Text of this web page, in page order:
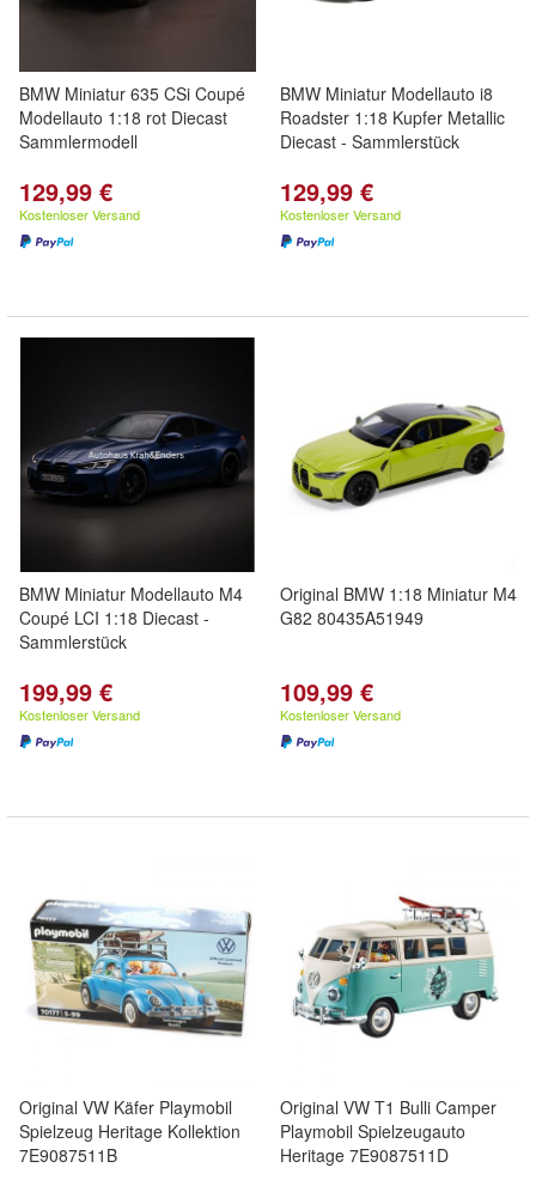
BMW Miniatur 635 CSi Coupé
Modellauto 1:18 rot Diecast
Sammlermodell
129,99 €
Kostenloser Versand
BMW Miniatur Modellauto i8
Roadster 1:18 Kupfer Metallic
Diecast - Sammlerstück
129,99 €
Kostenloser Versand
BMW Miniatur Modellauto M4
Coupé LCI 1:18 Diecast -
Sammlerstück
199,99 €
Kostenloser Versand
Original BMW 1:18 Miniatur M4
G82 80435A51949
109,99 €
Kostenloser Versand
Original VW Käfer Playmobil
Spielzeug Heritage Kollektion
7E9087511B
Original VW T1 Bulli Camper
Playmobil Spielzeugauto
Heritage 7E9087511D